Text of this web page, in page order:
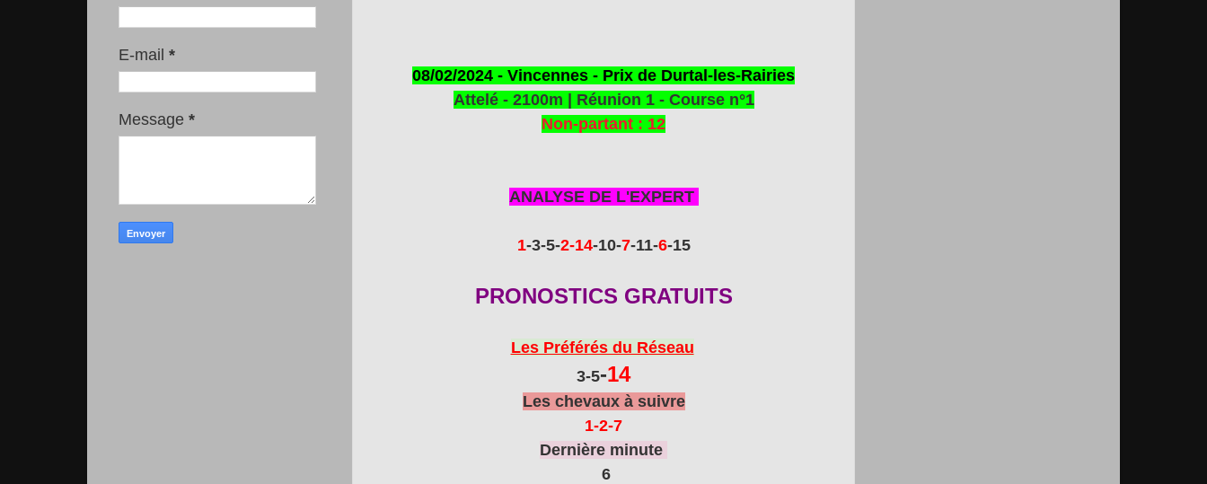
08/02/2024 - Vincennes - Prix de Durtal-les-Rairies
Attelé - 2100m | Réunion 1 - Course n°1
Non-partant : 12
ANALYSE DE L'EXPERT
1-3-5-2-14-10-7-11-6-15
PRONOSTICS GRATUITS
Les Préférés du Réseau
3-5-14
Les chevaux à suivre
1-2-7
Dernière minute
6
E-mail *
Message *